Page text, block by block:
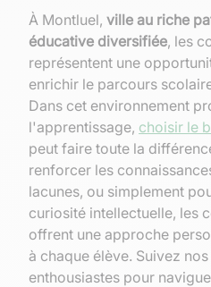
À Montluel, ville au riche
éducative diversifiée, les
représentent une
enrichir le parcours
Dans cet environnement
l'apprentissage, choisir le
peut faire toute la
renforcer les
lacunes, ou simplement
curiosité intellectuelle, les
offrent une approche
à chaque élève. Suivez
enthousiastes pour